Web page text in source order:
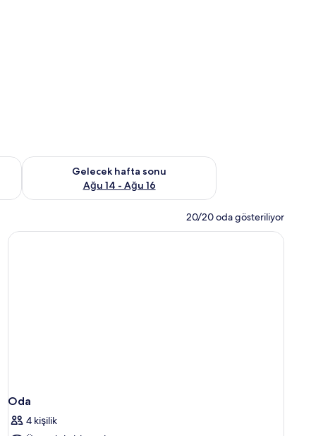
et Ağu 7 - Ağu 9
Gelecek hafta sonu
Ağu 14 - Ağu 16
Önümüzdeki hafta sonu için müsaitliği kontrol et Ağu 14 -
20/20 oda gösteriliyor
Oda
4 kişilik